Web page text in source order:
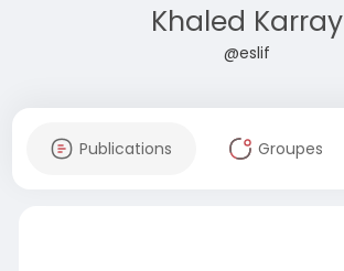
Khaled Karray
@eslif
Publications Groupes